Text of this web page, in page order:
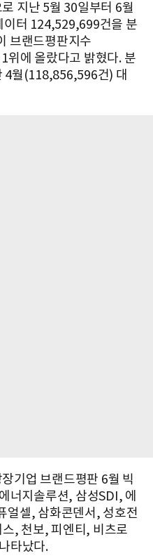
지난 5월 30일부터 6월
이터 124,529,699건을 분
브랜드평판지수
위에 올랐다고 밝혔다. 분
4월(118,856,596건) 대
기업 브랜드평판 6월 빅
너지솔루션, 삼성SDI, 에
얼셀, 삼화콘덴서, 성호전
, 천보, 피엔티, 비츠로
타났다.